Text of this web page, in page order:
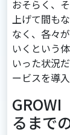
おそらく、
上げて間も
なく、各々
いくという
いった状況
ービスを導
GROWI
るまで